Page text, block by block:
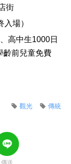
街
場）
高中生1000日
齡前兒童免費
傳統
觀光
傳送